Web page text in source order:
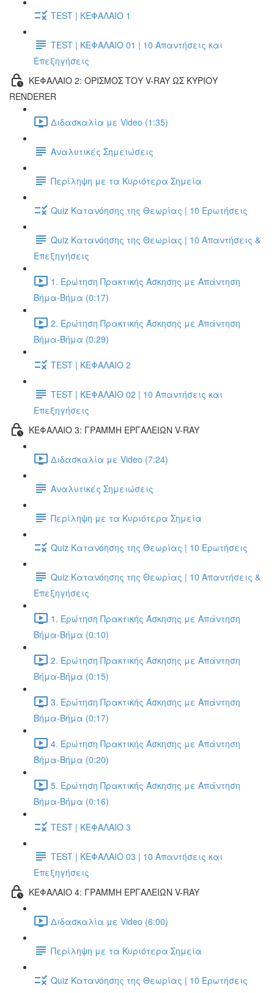
TEST | ΚΕΦΑΛΑΙΟ 1
TEST | ΚΕΦΑΛΑΙΟ 01 | 10 Απαντήσεις και
Επεξηγήσεις
ΚΕΦΑΛΑΙΟ 2: ΟΡΙΣΜΟΣ ΤΟΥ V-RAY ΩΣ ΚΥΡΙΟΥ
RENDERER
Διδασκαλία με Video (1:35)
Αναλυτικές Σημειώσεις
Περίληψη με τα Κυριότερα Σημεία
Quiz Κατανόησης της Θεωρίας | 10 Ερωτήσεις
Quiz Κατανόησης της Θεωρίας | 10 Απαντήσεις &
Επεξηγήσεις
1. Ερώτηση Πρακτικής Άσκησης με Απάντηση
Βήμα-Βήμα (0:17)
2. Ερώτηση Πρακτικής Άσκησης με Απάντηση
Βήμα-Βήμα (0:29)
TEST | ΚΕΦΑΛΑΙΟ 2
TEST | ΚΕΦΑΛΑΙΟ 02 | 10 Απαντήσεις και
Επεξηγήσεις
ΚΕΦΑΛΑΙΟ 3: ΓΡΑΜΜΗ ΕΡΓΑΛΕΙΩΝ V-RAY
Διδασκαλία με Video (7:24)
Αναλυτικές Σημειώσεις
Περίληψη με τα Κυριότερα Σημεία
Quiz Κατανόησης της Θεωρίας | 10 Ερωτήσεις
Quiz Κατανόησης της Θεωρίας | 10 Απαντήσεις &
Επεξηγήσεις
1. Ερώτηση Πρακτικής Άσκησης με Απάντηση
Βήμα-Βήμα (0:10)
2. Ερώτηση Πρακτικής Άσκησης με Απάντηση
Βήμα-Βήμα (0:15)
3. Ερώτηση Πρακτικής Άσκησης με Απάντηση
Βήμα-Βήμα (0:17)
4. Ερώτηση Πρακτικής Άσκησης με Απάντηση
Βήμα-Βήμα (0:20)
5. Ερώτηση Πρακτικής Άσκησης με Απάντηση
Βήμα-Βήμα (0:16)
TEST | ΚΕΦΑΛΑΙΟ 3
TEST | ΚΕΦΑΛΑΙΟ 03 | 10 Απαντήσεις και
Επεξηγήσεις
ΚΕΦΑΛΑΙΟ 4: ΓΡΑΜΜΗ ΕΡΓΑΛΕΙΩΝ V-RAY
Διδασκαλία με Video (6:00)
Περίληψη με τα Κυριότερα Σημεία
Quiz Κατανόησης της Θεωρίας | 10 Ερωτήσεις